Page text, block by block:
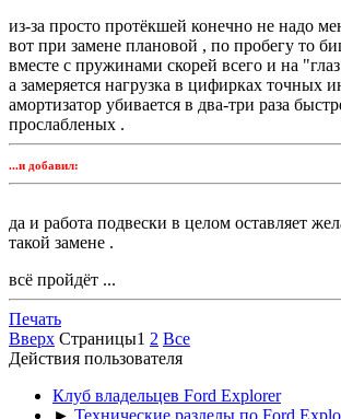
из-за просто протёкшей конечно не надо
вот при замене плановой , по пробегу то
вместе с пружинами скорей всего и на
а замеряется нагрузка в цифирках точных
амортизатор убивается в два-три раза
прослабленых .
...и добавил:
да и работа подвески в целом оставляет
такой замене .
всё пройдёт ...
Печать
Вверх Страницы1 2 Все
Действия пользователя
Клуб владельцев Ford Explorer